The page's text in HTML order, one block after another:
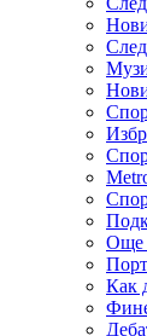
Още
Как